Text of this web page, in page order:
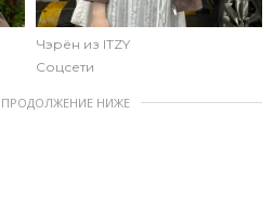
Чэрён из ITZY
Соцсети
ПРОДОЛЖЕНИЕ НИЖЕ